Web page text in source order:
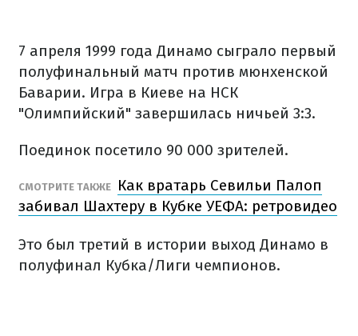
7 апреля 1999 года Динамо сыграло первый
полуфинальный матч против мюнхенской
Баварии. Игра в Киеве на НСК
"Олимпийский" завершилась ничьей 3:3.
Поединок посетило 90 000 зрителей.
СМОТРИТЕ ТАКЖЕ
Как вратарь Севильи Палоп
забивал Шахтеру в Кубке УЕФА: ретровидео
Это был третий в истории выход Динамо в
полуфинал Кубка/Лиги чемпионов.